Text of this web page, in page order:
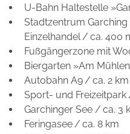
U-Bahn Haltestelle
Stadtzentrum
Einzelhandel / ca. 400
Fußgängerzone mit
Biergarten »Am
Autobahn A9 / ca. 2 km
Sport- und Freizeitpark
Garchinger See / ca. 3
Feringasee / ca. 8 km